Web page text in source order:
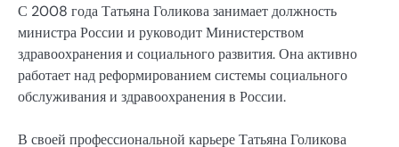
С 2008 года Татьяна Голикова занимает должность
министра России и руководит Министерством
здравоохранения и социального развития. Она активно
работает над реформированием системы социального
обслуживания и здравоохранения в России.
В своей профессиональной карьере Татьяна Голикова